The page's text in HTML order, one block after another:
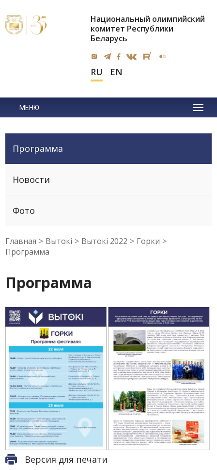
Национальный олимпийский
комитет Республики
Беларусь
RU EN
МЕНЮ
Программа
Новости
Фото
Главная > Вытокi > Вытокi 2022 > Горки >
Программа
Программа
Версия для печати